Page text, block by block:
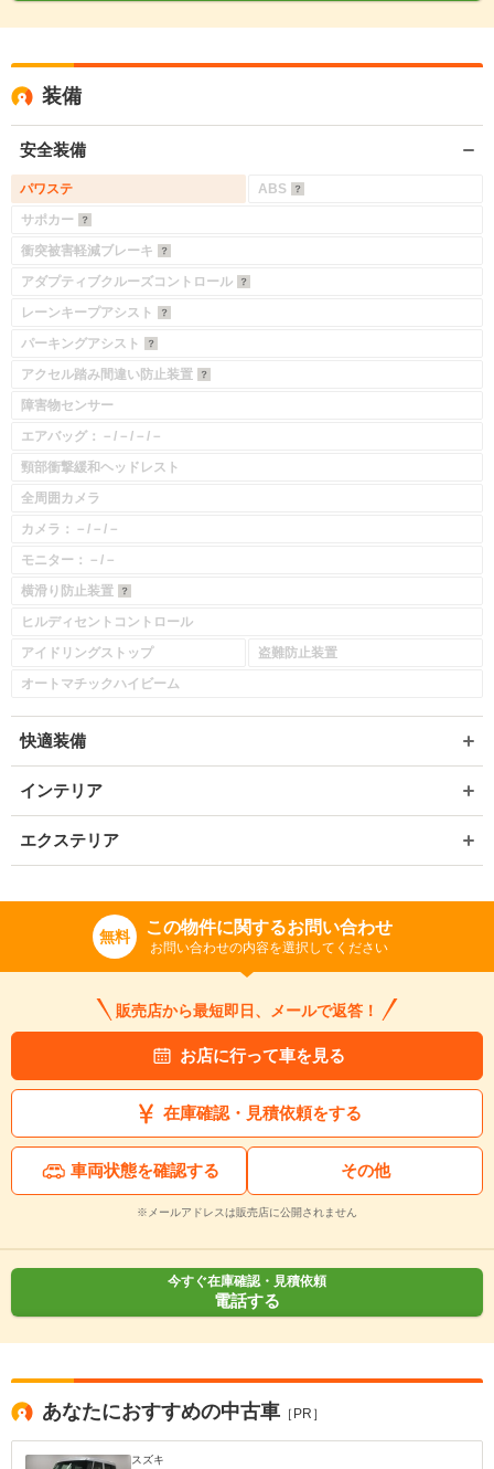
装備
安全装備
パワステ
ABS
サポカー
衝突被害軽減ブレーキ
アダプティブクルーズコントロール
レーンキープアシスト
パーキングアシスト
アクセル踏み間違い防止装置
障害物センサー
エアバッグ：－/－/－/－
頸部衝撃緩和ヘッドレスト
全周囲カメラ
カメラ：－/－/－
モニター：－/－
横滑り防止装置
ヒルディセントコントロール
アイドリングストップ
盗難防止装置
オートマチックハイビーム
快適装備
インテリア
エクステリア
無料 この物件に関するお問い合わせ
お問い合わせの内容を選択してください
販売店から最短即日、メールで返答！
お店に行って車を見る
在庫確認・見積依頼をする
車両状態を確認する その他
※メールアドレスは販売店に公開されません
今すぐ在庫確認・見積依頼
電話する
あなたにおすすめの中古車 ［PR］
スズキ